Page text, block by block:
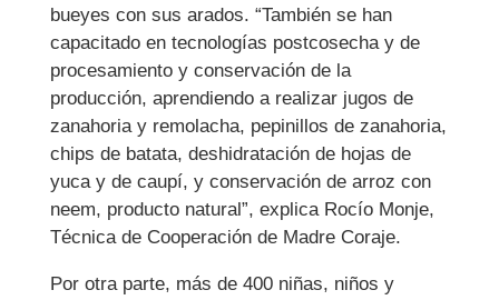
bueyes con sus arados. “También se han
capacitado en tecnologías postcosecha y de
procesamiento y conservación de la
producción, aprendiendo a realizar jugos de
zanahoria y remolacha, pepinillos de zanahoria,
chips de batata, deshidratación de hojas de
yuca y de caupí, y conservación de arroz con
neem, producto natural”, explica Rocío Monje,
Técnica de Cooperación de Madre Coraje.
Por otra parte, más de 400 niñas, niños y